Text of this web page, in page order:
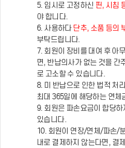
5. 임시로 고정하신 핀, 시침
야 합니다.
6. 사용하다 단추, 소품 등의
부탁드립니다.
7. 회원이 장비를 대여 후 아
면, 반납의사가 없는 것을 간
로 고소할 수 있습니다.
8. 미 반납으로 인한 법적 처
최대 365일에 해당하는 연
9. 회원은 파손요금이 합당
있습니다.
10. 회원이 연장/연체/파손/
내로 결제하지 않는다면, 결